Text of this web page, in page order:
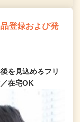
登録および発
を見込めるフリ
在宅OK